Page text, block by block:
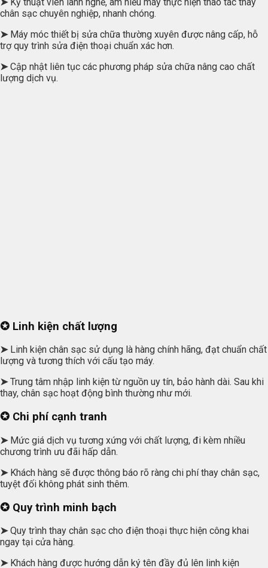
chân sạc chuyên nghiệp, nhanh chóng.
➤Máy móc thiết bị sửa chữa thường xuyên được nâng cấp, hỗ
trợ quy trình sửa điện thoại chuẩn xác hơn.
➤Cập nhật liên tục các phương pháp sửa chữa nâng cao chất
lượng dịch vụ.
✪ Linh kiện chất lượng
➤Linh kiện chân sạc sử dụng là hàng chính hãng, đạt chuẩn chất
lượng và tương thích với cấu tạo máy.
➤Trung tâm nhập linh kiện từ nguồn uy tín, bảo hành dài. Sau khi
thay, chân sạc hoạt động bình thường như mới.
✪ Chi phí cạnh tranh
➤Mức giá dịch vụ tương xứng với chất lượng, đi kèm nhiều
chương trình ưu đãi hấp dẫn.
➤Khách hàng sẽ được thông báo rõ ràng chi phí thay chân sạc,
tuyệt đối không phát sinh thêm.
✪ Quy trình minh bạch
➤Quy trình thay chân sạc cho điện thoại thực hiện công khai
ngay tại cửa hàng.
➤Khách hàng được hướng dẫn ký tên đầy đủ lên linh kiện